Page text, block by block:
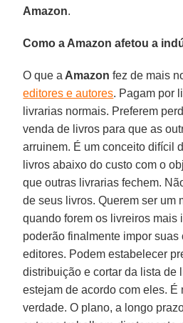
Amazon.
Como a Amazon afetou a
O que a Amazon fez de mais
editores e autores. Pagam por
livrarias normais. Preferem
venda de livros para que as
arruinem. É um conceito difícil
livros abaixo do custo com o
que outras livrarias fechem.
de seus livros. Querem ser um
quando forem os livreiros mais
poderão finalmente impor suas
editores. Podem estabelecer
distribuição e cortar da lista de
estejam de acordo com eles. É
verdade. O plano, a longo